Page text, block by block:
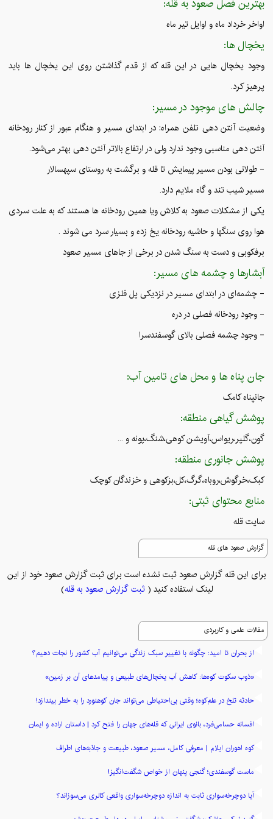
اواخر خرداد ماه و اوایل تیر ماه
یخچال ها:
وجود یخچال هایی در این قله که از قدم گذاشتن روی این یخچال ها باید
پرهیز کرد.
چالش های موجود در مسیر:
وضعیت آنتن دهی تلفن همراه: در ابتدای مسیر و هنگام عبور از کنار رودخانه
آنتن دهی مناسبی وجود ندارد ولی در ارتفاع بالاتر آنتن دهی بهتر می‌شود.
- طولانی بودن مسیر پیمایش تا قله و برگشت به روستای سپهسالار
مسیر شیب تند و گاه ملایم دارد.
یکی از مشکلات صعود به کلاش ویا همین رودخانه ها هستند که به علت سردی
هوا روی سنگها و حاشیه رودخانه یخ زده و بسیار سرد می شوند .
برفکوبی و دست به سنگ شدن در برخی از جاهای مسیر صعود
آبشارها و چشمه های مسیر:
- چشمه‌ای در ابتدای مسیر در نزدیکی پل فلزی
- وجود رودخانه فصلی در دره
- وجود چشمه فصلی بالای گوسفندسرا
جان پناه ها و محل های تامین آب:
جانپناه کامک
پوشش گیاهی منطقه:
گون،گلپر،ریواس،آویشن کوهی،شنگ،پونه و ...
پوشش جانوری منطقه:
کبک،خرگوش،روباه،گرگ،کل،بزکوهی و خزندگان کوچک
منابع محتوای ثبتی:
سایت قله
گزارش صعود های قله
برای این قله گزارش صعود ثبت نشده است برای ثبت گزارش صعود خود از این
لینک استفاده کنید (
ثبت گزارش صعود به قله)
مقالات علمی و کاربردی
از بحران تا امید: چگونه با تغییر سبک زندگی می‌توانیم آب کشور را نجات دهیم؟
«ذوب سکوت کوه‌ها: کاهش آب یخچال‌های طبیعی و پیامدهای آن بر زمین»
حادثه تلخ در علم‌کوه؛ وقتی بی‌احتیاطی می‌تواند جان کوهنورد را به خطر بیندازد!
افسانه حسامی‌فرد، بانوی ایرانی که قله‌های جهان را فتح کرد | داستان اراده و ایمان
کوه اهوران ایلام | معرفی کامل، مسیر صعود، طبیعت و جاذبه‌های اطراف
ماست گوسفندی؛ گنجی پنهان از خواص شگفت‌انگیز!
آیا دوچرخه‌سواری ثابت به اندازه دوچرخه‌سواری واقعی کالری می‌سوزاند؟